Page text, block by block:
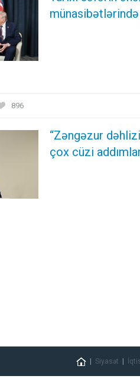
896
“Zəngəzur
çox cüzi
Siyasət